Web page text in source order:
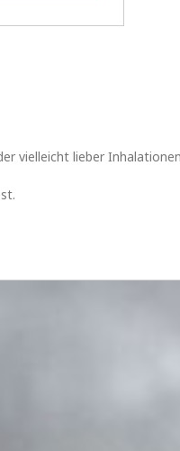
vielleicht lieber Inhalationen